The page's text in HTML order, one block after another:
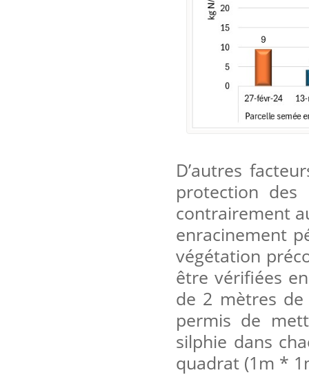
D’autres
protection
contrairement
enracinement
végétation
être vérifiées
de 2 mètres
permis de
silphie dans
quadrat (1m *